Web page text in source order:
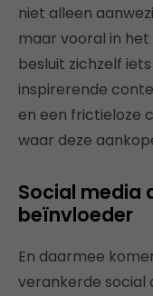
niet alleen
maar vooral in
besluit zichzelf
inspirerende
en een frictieloze
waar deze
Social media
beïnvloeder
En daarmee
verankerde social